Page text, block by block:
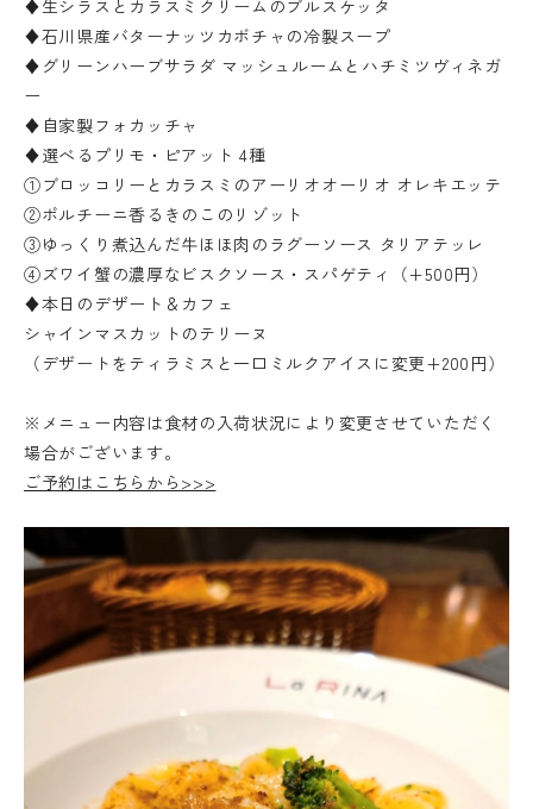
♦生シラスとカラスミクリームのブルスケッタ
♦石川県産バターナッツカボチャの冷製スープ
♦グリーンハーブサラダ マッシュルームとハチミツヴィネガ
ー
♦自家製フォカッチャ
♦選べるプリモ・ピアット 4種
①ブロッコリーとカラスミのアーリオオーリオ オレキエッテ
②ポルチーニ香るきのこのリゾット
③ゆっくり煮込んだ牛ほほ肉のラグーソース タリアテッレ
④ズワイ蟹の濃厚なビスクソース・スパゲティ（+500円）
♦本日のデザート＆カフェ
シャインマスカットのテリーヌ
（デザートをティラミスと一口ミルクアイスに変更+200円）
※メニュー内容は食材の入荷状況により変更させていただく
場合がございます。
ご予約はこちらから>>>